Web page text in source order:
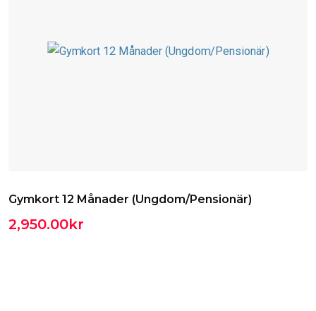
Gymkort 12 Månader (Ungdom/Pensionär)
2,950.00kr